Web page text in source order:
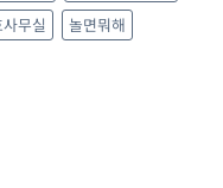
무실
놀면뭐해